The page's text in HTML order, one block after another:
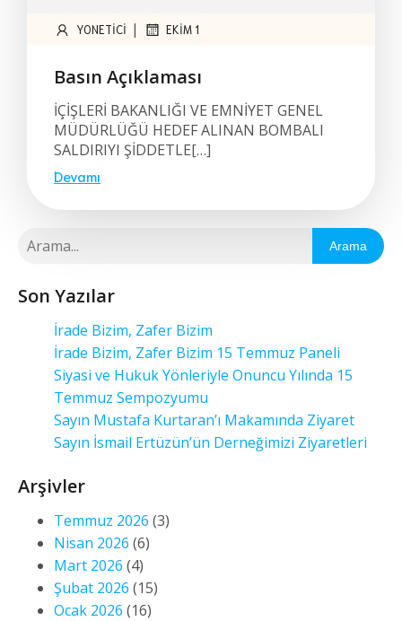
YONETICI | EKIM 1
Basın Açıklaması
İÇİŞLERİ BAKANLIĞI VE EMNİYET GENEL
MÜDÜRLÜĞÜ HEDEF ALINAN BOMBALI
SALDIRIYI ŞİDDETLE[…]
Devamı
Arama
Son Yazılar
İrade Bizim, Zafer Bizim
İrade Bizim, Zafer Bizim 15 Temmuz Paneli
Siyasi ve Hukuk Yönleriyle Onuncu Yılında 15
Temmuz Sempozyumu
Sayın Mustafa Kurtaran’ı Makamında Ziyaret
Sayın İsmail Ertüzün’ün Derneğimizi Ziyaretleri
Arşivler
Temmuz 2026 (3)
Nisan 2026 (6)
Mart 2026 (4)
Şubat 2026 (15)
Ocak 2026 (16)